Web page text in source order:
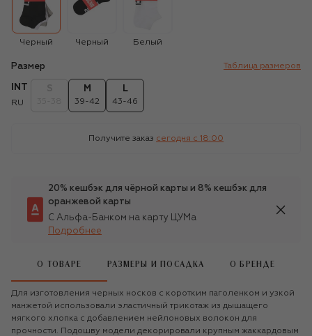
Черный Черный Белый
Размер Таблица размеров
INT
RU
M
39-42
L
43-46
Получите заказ сегодня c 18:00
20% кешбэк для чёрной карты и 8% кешбэк для
оранжевой карты
С Альфа-Банком на карту ЦУМа
Подробнее
О ТОВАРЕ РАЗМЕРЫ И ПОСАДКА О БРЕНДЕ
Для изготовления черных носков с коротким паголенком и узкой
манжетой использовали эластичный трикотаж из дышащего
мягкого хлопка с добавлением нейлоновых волокон для
прочности. Подошву модели декорировали крупным жаккардовым